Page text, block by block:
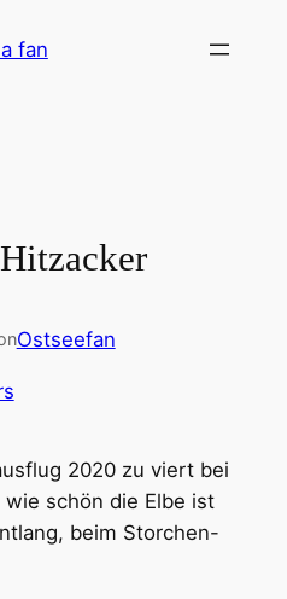
fan
Ostseefan
2020 zu viert bei
schön die Elbe ist
beim Storchen-